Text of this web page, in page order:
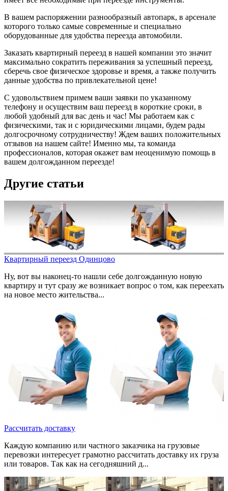
В вашем распоряжении разнообразный автопарк, в арсенале
которого только самые современные и специально
оборудованные для удобства переезда автомобили.
Заказать квартирный переезд в нашей компании это значит
максимально сократить переживания за успешный переезд,
сберечь свое физическое здоровье и время, а также получить
данные удобства по привлекательной цене!
С удовольствием примем ваши заявки по указанному
телефону и осуществим ваш переезд в короткие сроки, в
любой удобный для вас день и час! Мы работаем как с
физическими, так и с юридическими лицами, будем рады
долгосрочному сотрудничеству! Ждем ваших положительных
отзывов на нашем сайте! Именно мы, та команда
профессионалов, которая окажет вам неоценимую помощь в
вашем долгожданном переезде!
Другие статьи
Квартирный переезд Одинцово
Ну, вот вы наконец-то нашли себе долгожданную новую
квартиру и тут сразу же возникает вопрос о том, как переехать
на новое место жительства...
Рассчитать доставку
Каждую компанию или частного заказчика на грузовые
перевозки интересует грамотно рассчитать доставку их груза
или товаров. Так как на сегодняшний д...